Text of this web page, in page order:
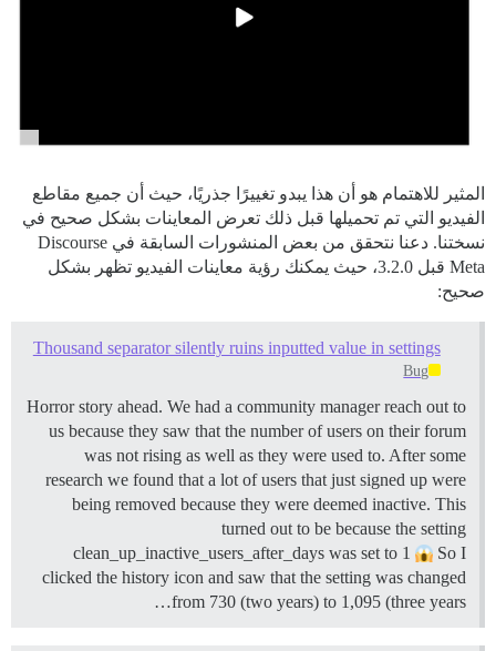
المثير للاهتمام هو أن هذا يبدو تغييرًا جذريًا، حيث أن جميع مقاطع
الفيديو التي تم تحميلها قبل ذلك تعرض المعاينات بشكل صحيح في
نسختنا. دعنا نتحقق من بعض المنشورات السابقة في Discourse
Meta قبل 3.2.0، حيث يمكنك رؤية معاينات الفيديو تظهر بشكل
صحيح:
Thousand separator silently ruins inputted value in settings
Bug
Horror story ahead. We had a community manager reach out to
us because they saw that the number of users on their forum
was not rising as well as they were used to. After some
research we found that a lot of users that just signed up were
being removed because they were deemed inactive. This
turned out to be because the setting
clean_up_inactive_users_after_days was set to 1
So I
clicked the history icon and saw that the setting was changed
from 730 (two years) to 1,095 (three years…